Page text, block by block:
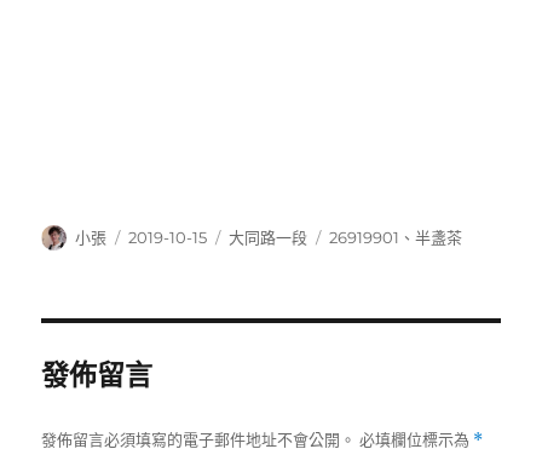
作
小張
發
2019-10-15
分
大同路一段
標
26919901 、半盞茶
發佈留言
發佈留言必須填寫的電子郵件地址不會公開。 必填欄位標示為 *